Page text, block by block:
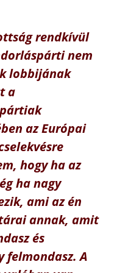
rendkívül
nem
lobbijának
a
az Európai
hogy ha az
ha nagy
ami az én
annak, amit
és
felmondasz. A